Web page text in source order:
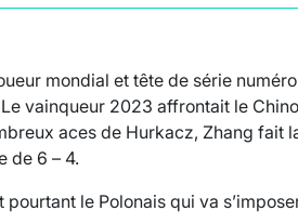
mondial et tête de série numéro
vainqueur 2023 affrontait le
aces de Hurkacz, Zhang fait
de 6 – 4.
pourtant le Polonais qui va